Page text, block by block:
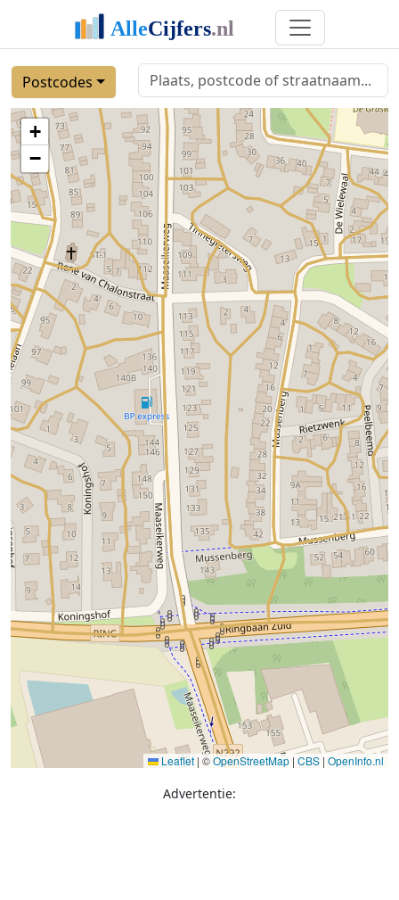
Postcodes
+
−
Leaflet | ©OpenStreetMap | CBS | OpenInfo.nl
Advertentie: